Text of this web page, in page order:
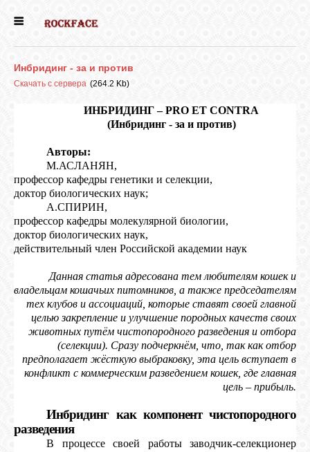
ДЕВОЧКИ
ВЫПУСКНИКИ
ПОЧИТАТЬ
СВЯЗЬ
Инбридинг - за и против
Скачать с сервера (264.2 Kb)
ИНБРИДИНГ – PRO ET CONTRA
(Инбридинг - за и против)
Авторы:
М.АСЛАНЯН,
профессор кафедры генетики и селекции,
доктор биологических наук;
А.СПИРИН,
профессор кафедры молекулярной биологии,
доктор биологических наук,
действительный член Российской академии наук
Данная статья адресована тем любителям кошек и
владельцам кошачьих питомников, а также председателям
тех клубов и ассоциаций, которые ставят своей главной
целью закрепление и улучшение породных качеств своих
животных путём чистопородного разведения и отбора
(селекции). Сразу подчеркнём, что, так как отбор
предполагает жёсткую выбраковку, эта цель вступает в
конфликт с коммерческим разведением кошек, где главная
цель – прибыль.
Инбридинг как компонент чистопородного
разведения
В процессе своей работы заводчик-селекционер